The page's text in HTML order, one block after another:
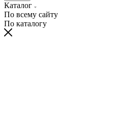
Каталог
По всему сайту
По каталогу